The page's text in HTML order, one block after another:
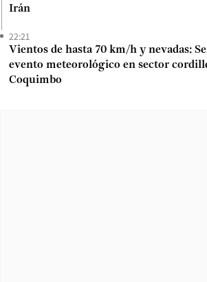
Irán
22:21
Vientos de hasta 70 km/h y nevadas:
evento meteorológico en sector
Coquimbo